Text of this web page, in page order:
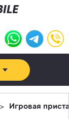
Игровая